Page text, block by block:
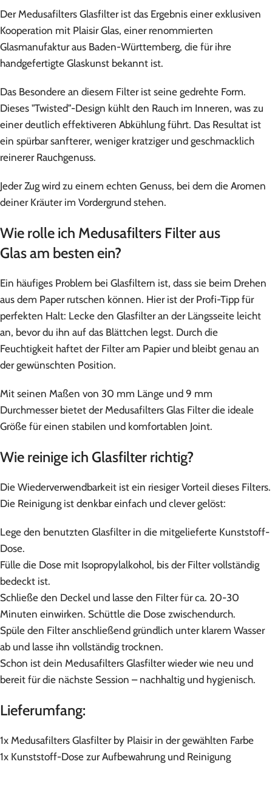
Der Medusafilters Glasfilter ist das Ergebnis einer exklusiven
Kooperation mit Plaisir Glas, einer renommierten
Glasmanufaktur aus Baden-Württemberg, die für ihre
handgefertigte Glaskunst bekannt ist.
Das Besondere an diesem Filter ist seine gedrehte Form.
Dieses "Twisted"-Design kühlt den Rauch im Inneren, was zu
einer deutlich effektiveren Abkühlung führt. Das Resultat ist
ein spürbar sanfterer, weniger kratziger und geschmacklich
reinerer Rauchgenuss.
Jeder Zug wird zu einem echten Genuss, bei dem die Aromen
deiner Kräuter im Vordergrund stehen.
Wie rolle ich Medusafilters Filter aus
Glas am besten ein?
Ein häufiges Problem bei Glasfiltern ist, dass sie beim Drehen
aus dem Paper rutschen können. Hier ist der Profi-Tipp für
perfekten Halt: Lecke den Glasfilter an der Längsseite leicht
an, bevor du ihn auf das Blättchen legst. Durch die
Feuchtigkeit haftet der Filter am Papier und bleibt genau an
der gewünschten Position.
Mit seinen Maßen von 30 mm Länge und 9 mm
Durchmesser bietet der Medusafilters Glas Filter die ideale
Größe für einen stabilen und komfortablen Joint.
Wie reinige ich Glasfilter richtig?
Die Wiederverwendbarkeit ist ein riesiger Vorteil dieses Filters.
Die Reinigung ist denkbar einfach und clever gelöst:
Lege den benutzten Glasfilter in die mitgelieferte Kunststoff-
Dose.
Fülle die Dose mit Isopropylalkohol, bis der Filter vollständig
bedeckt ist.
Schließe den Deckel und lasse den Filter für ca. 20-30
Minuten einwirken. Schüttle die Dose zwischendurch.
Spüle den Filter anschließend gründlich unter klarem Wasser
ab und lasse ihn vollständig trocknen.
Schon ist dein Medusafilters Glasfilter wieder wie neu und
bereit für die nächste Session – nachhaltig und hygienisch.
Lieferumfang:
1x Medusafilters Glasfilter by Plaisir in der gewählten Farbe
1x Kunststoff-Dose zur Aufbewahrung und Reinigung